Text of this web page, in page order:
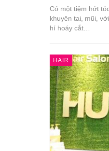
Có một tiệm hớt
khuyên tai, mũi,
hí hoáy cắt…
HAIR